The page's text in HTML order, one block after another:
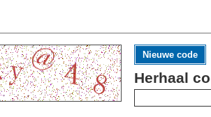
Nieuwe code
Herhaal